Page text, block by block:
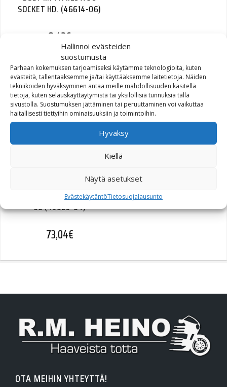
Hallinnoi evästeiden
suostumusta
Parhaan kokemuksen tarjoamiseksi käytämme teknologioita, kuten
evästeitä, tallentaaksemme ja/tai käyttääksemme laitetietoja. Näiden
tekniikoiden hyväksyminen antaa meille mahdollisuuden käsitellä
tietoja, kuten selauskäyttäytymistä tai yksilöllisiä tunnuksia tällä
sivustolla. Suostumuksen jättäminen tai peruuttaminen voi vaikuttaa
haitallisesti tiettyihin ominaisuuksiin ja toimintoihin.
Hyväksy
Kiellä
Näytä asetukset
EvästekäytäntöTietosuojalausunto
SOCKET HD. (46614-06)
8,43€
GASKET,TOP PLT,FTANK
(61402-02)
DAMPER TUBE W/ 45460-
90 (45925-04)
73,04€
OTA MEIHIN YHTEYTTÄ!